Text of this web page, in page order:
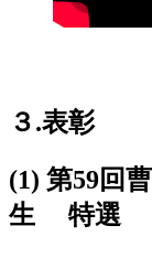
３.表彰
(1) 第59回
生 特選